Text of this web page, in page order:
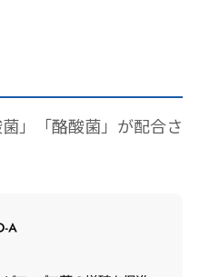
」「酪酸菌」が配合さ